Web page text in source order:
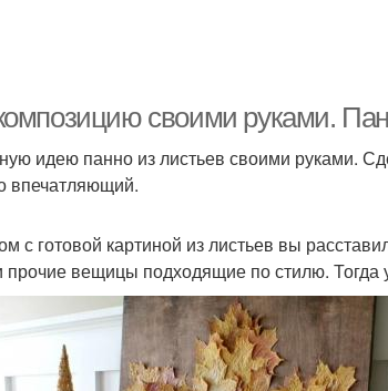
своими руками.
идею панно из листьев своими руками.
впечатляющий.
с готовой картиной из листьев вы
вещицы подходящие по стилю. Тогда